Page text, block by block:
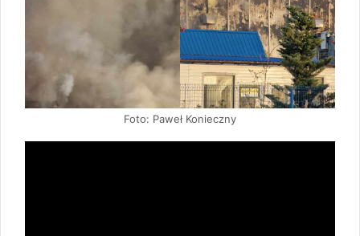
Foto: Paweł Konieczny